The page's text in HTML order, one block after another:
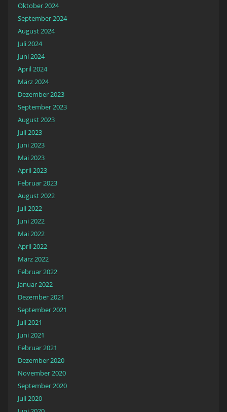
Oktober 2024
September 2024
August 2024
Juli 2024
Juni 2024
April 2024
März 2024
Dezember 2023
September 2023
August 2023
Juli 2023
Juni 2023
Mai 2023
April 2023
Februar 2023
August 2022
Juli 2022
Juni 2022
Mai 2022
April 2022
März 2022
Februar 2022
Januar 2022
Dezember 2021
September 2021
Juli 2021
Juni 2021
Februar 2021
Dezember 2020
November 2020
September 2020
Juli 2020